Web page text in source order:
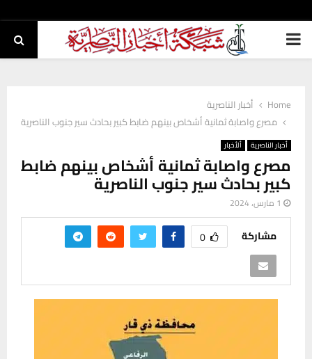
PRIMARY
Home
أخبار الناصرية
مصرع واصابة ثمانية أشخاص بينهم ضابط كبير بحادث سير جنوب الناصرية
أخبار الناصرية ألأخبار
مصرع واصابة ثمانية أشخاص بينهم ضابط
كبير بحادث سير جنوب الناصرية
1 مارس، 2024
مشاركة 0